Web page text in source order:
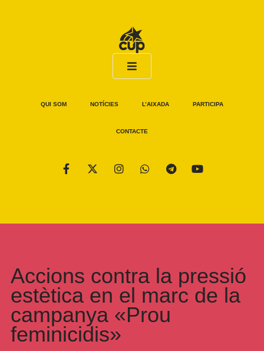
QUI SOM NOTÍCIES L’AIXADA PARTICIPA
CONTACTE
Accions contra la pressió
estètica en el marc de la
campanya «Prou
feminicidis»